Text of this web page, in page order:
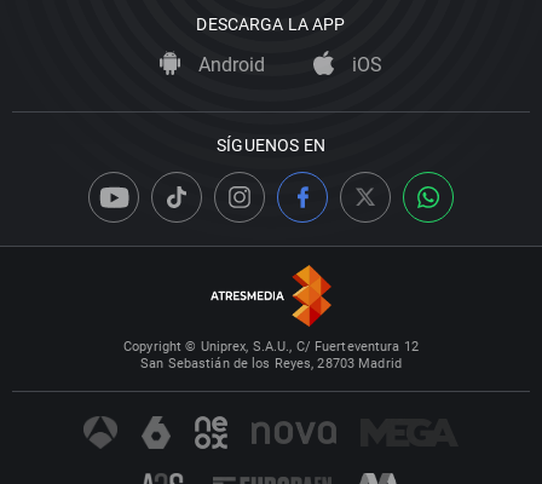
DESCARGA LA APP
Android iOS
SÍGUENOS EN
Copyright © Uniprex, S.A.U., C/ Fuerteventura 12
San Sebastián de los Reyes, 28703 Madrid